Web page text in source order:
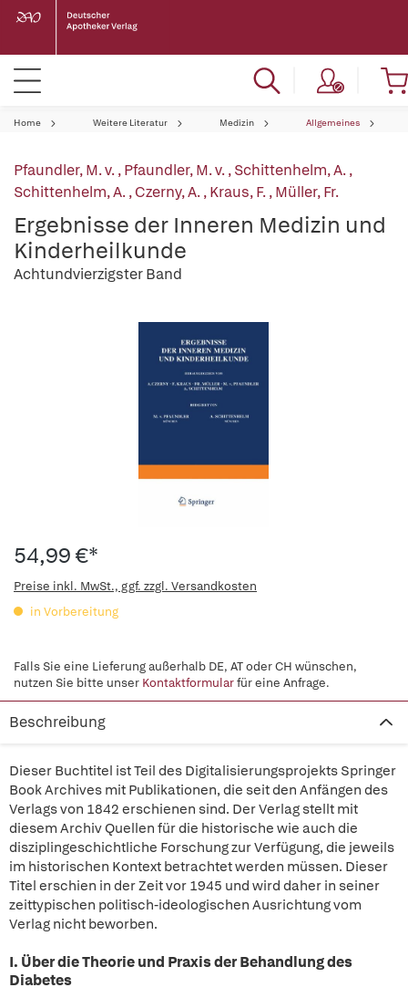
Home Weitere Literatur Medizin Allgemeines
Pfaundler, M. v.,Pfaundler, M. v.,Schittenhelm, A.,
Schittenhelm, A.,Czerny, A.,Kraus, F.,Müller, Fr.
Ergebnisse der Inneren Medizin und
Kinderheilkunde
Achtundvierzigster Band
54,99 €*
Preise inkl. MwSt., ggf. zzgl. Versandkosten
in Vorbereitung
Falls Sie eine Lieferung außerhalb DE, AT oder CH wünschen,
nutzen Sie bitte unser Kontaktformularfür eine Anfrage.
Beschreibung
Dieser Buchtitel ist Teil des Digitalisierungsprojekts Springer
Book Archives mit Publikationen, die seit den Anfängen des
Verlags von 1842 erschienen sind. Der Verlag stellt mit
diesem Archiv Quellen für die historische wie auch die
disziplingeschichtliche Forschung zur Verfügung, die jeweils
im historischen Kontext betrachtet werden müssen. Dieser
Titel erschien in der Zeit vor 1945 und wird daher in seiner
zeittypischen politisch-ideologischen Ausrichtung vom
Verlag nicht beworben.
I. Über die Theorie und Praxis der Behandlung des
Diabetes